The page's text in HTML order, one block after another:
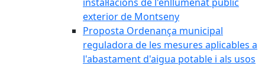
exterior de Montseny
Proposta Ordenança municipal
reguladora de les mesures aplicables a
l'abastament d'aigua potable i als usos